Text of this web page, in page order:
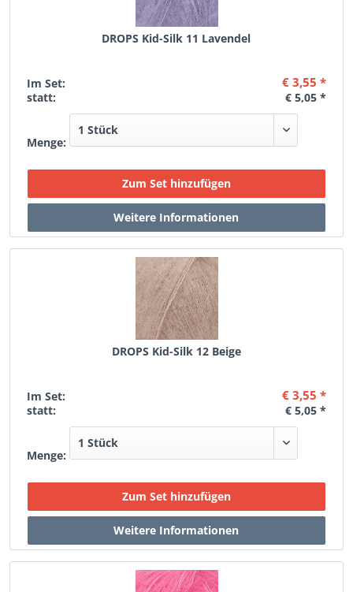
DROPS Kid-Silk 11 Lavendel
Im Set: € 3,55 *
statt: € 5,05 *
Menge:
DROPS Kid-Silk 12 Beige
Im Set: € 3,55 *
statt: € 5,05 *
Menge: